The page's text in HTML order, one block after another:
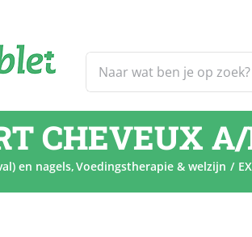
naar:
CHEVEUX
en nagels Voedingstherapie & welzijn